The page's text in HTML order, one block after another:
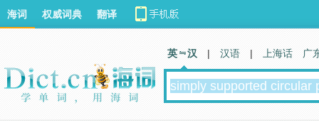
海词 权威词典 翻译
英 汉 | 汉语 | 上海话 广